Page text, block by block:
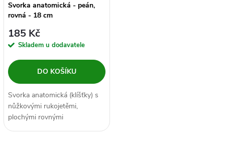
Svorka anatomická - peán,
rovná - 18 cm
185 Kč
Skladem u dodavatele
DO KOŠÍKU
Svorka anatomická (klíšťky) s
nůžkovými rukojetěmi,
plochými rovnými
čelistmi opatřenými vroubky a